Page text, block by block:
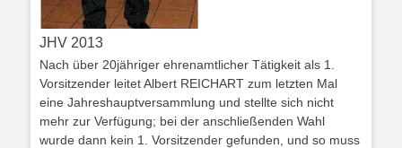
JHV 2013
Nach über 20jähriger ehrenamtlicher Tätigkeit als 1.
Vorsitzender leitet Albert REICHART zum letzten Mal
eine Jahreshauptversammlung und stellte sich nicht
mehr zur Verfügung; bei der anschließenden Wahl
wurde dann kein 1. Vorsitzender gefunden, und so muss